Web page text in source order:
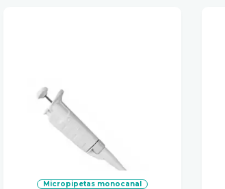
micropipetas monocanal